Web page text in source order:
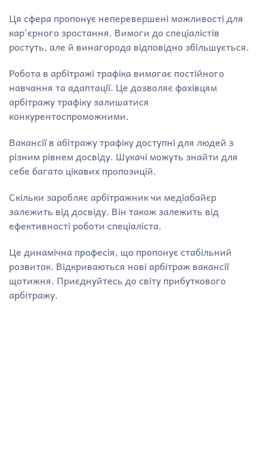
Ця сфера пропонує неперевершені можливості для
кар'єрного зростання. Вимоги до спеціалістів
ростуть, але й винагорода відповідно збільшується.
Робота в арбітражі трафіка вимагає постійного
навчання та адаптації. Це дозволяє фахівцям
арбітражу трафіку залишатися
конкурентоспроможними.
Вакансії в абітражу трафіку доступні для людей з
різним рівнем досвіду. Шукачі можуть знайти для
себе багато цікавих пропозицій.
Скільки заробляє арбітражник чи медіабайєр
залежить від досвіду. Він також залежить від
ефективності роботи спеціаліста.
Це динамічна професія, що пропонує стабільний
розвиток. Відкриваються нові арбітраж вакансії
щотижня. Приєднуйтесь до світу прибуткового
арбітражу.